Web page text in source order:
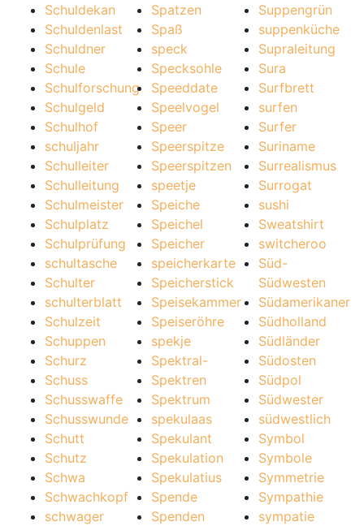
Schuldekan
Schuldenlast
Schuldner
Schule
Schulforschung
Schulgeld
Schulhof
schuljahr
Schulleiter
Schulleitung
Schulmeister
Schulplatz
Schulprüfung
schultasche
Schulter
schulterblatt
Schulzeit
Schuppen
Schurz
Schuss
Schusswaffe
Schusswunde
Schutt
Schutz
Schwa
Schwachkopf
schwager
Spatzen
Spaß
speck
Specksohle
Speeddate
Speelvogel
Speer
Speerspitze
Speerspitzen
speetje
Speiche
Speichel
Speicher
speicherkarte
Speicherstick
Speisekammer
Speiseröhre
spekje
Spektral-
Spektren
Spektrum
spekulaas
Spekulant
Spekulation
Spekulatius
Spende
Spenden
Suppengrün
suppenküche
Supraleitung
Sura
Surfbrett
surfen
Surfer
Suriname
Surrealismus
Surrogat
sushi
Sweatshirt
switcheroo
Süd-
Südwesten
Südamerikaner
Südholland
Südländer
Südosten
Südpol
Südwester
südwestlich
Symbol
Symbole
Symmetrie
Sympathie
sympatie